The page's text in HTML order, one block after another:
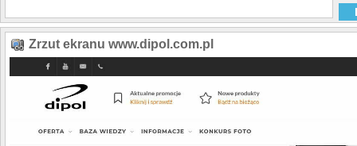
Zrzut ekranu www.dipol.com.pl